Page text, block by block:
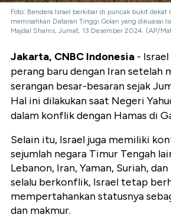
Foto: Bendera Israel berkibar di puncak bukit dekat
memisahkan Dataran Tinggi Golan yang dikuasai
Majdal Shams, Jumat, 13 Desember 2024. (AP/
Jakarta, CNBC Indonesia -
perang baru dengan Iran setelah
serangan besar-besaran sejak
Hal ini dilakukan saat Negeri
dalam konflik dengan Hamas di
Selain itu, Israel juga memiliki
sejumlah negara Timur Tengah
Lebanon, Iran, Yaman, Suriah,
selalu berkonflik, Israel tetap
mempertahankan statusnya
dan makmur.